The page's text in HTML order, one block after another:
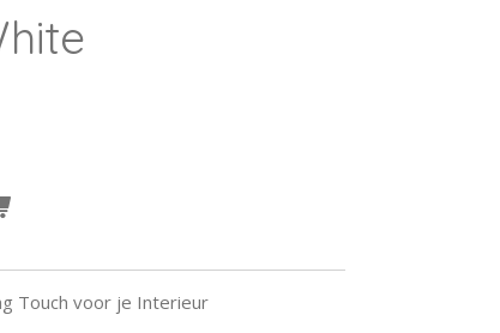
Touch voor je Interieur